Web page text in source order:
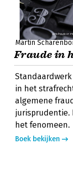
Martin
Fraude in
in het
algemene
jurisprudentie.
het fenomeen.
Boek bekijken